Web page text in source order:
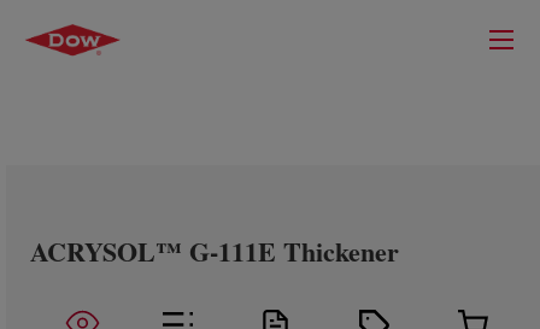
ACRYSOL™ G-111E Thickener